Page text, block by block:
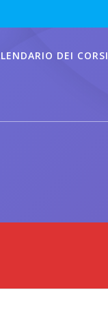
DEI CORSI